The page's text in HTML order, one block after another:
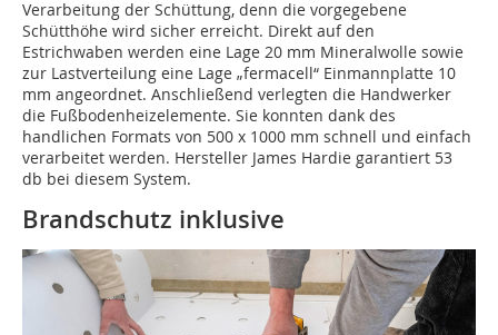
Verarbeitung der Schüttung, denn die vorgegebene
Schütthöhe wird sicher erreicht. Direkt auf den
Estrichwaben werden eine Lage 20 mm Mineralwolle sowie
zur Lastverteilung eine Lage „fermacell“ Einmannplatte 10
mm angeordnet. Anschließend verlegten die Handwerker
die Fußbodenheizelemente. Sie konnten dank des
handlichen Formats von 500 x 1000 mm schnell und einfach
verarbeitet werden. Hersteller James Hardie garantiert 53
db bei diesem System.
Brandschutz inklusive